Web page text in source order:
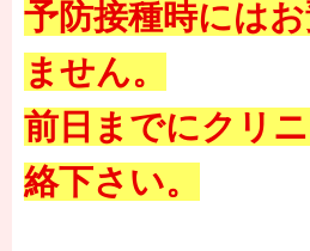
予防接種時には
ません。
前日までにクリ
絡下さい。